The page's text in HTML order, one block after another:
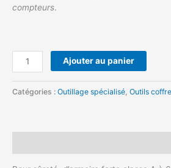
compteurs.
Ajouter au panier
Catégories : Outillage spécialisé Outils